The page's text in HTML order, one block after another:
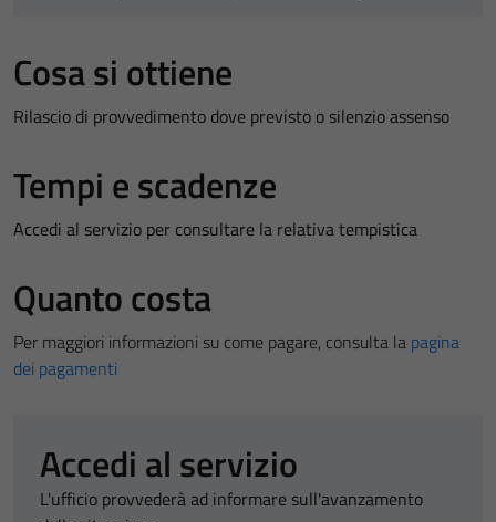
Cosa si ottiene
Rilascio di provvedimento dove previsto o silenzio assenso
Tempi e scadenze
Accedi al servizio per consultare la relativa tempistica
Quanto costa
Per maggiori informazioni su come pagare, consulta la pagina
dei pagamenti
Accedi al servizio
L'ufficio provvederà ad informare sull'avanzamento